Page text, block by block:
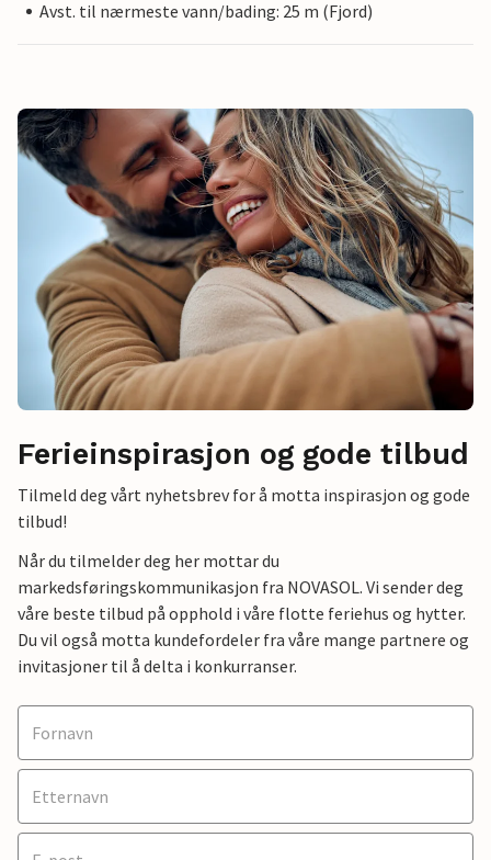
Avst. til nærmeste vann/bading: 25 m (Fjord)
Ferieinspirasjon og gode tilbud
Tilmeld deg vårt nyhetsbrev for å motta inspirasjon og gode
tilbud!
Når du tilmelder deg her mottar du
markedsføringskommunikasjon fra NOVASOL. Vi sender deg
våre beste tilbud på opphold i våre flotte feriehus og hytter.
Du vil også motta kundefordeler fra våre mange partnere og
invitasjoner til å delta i konkurranser.